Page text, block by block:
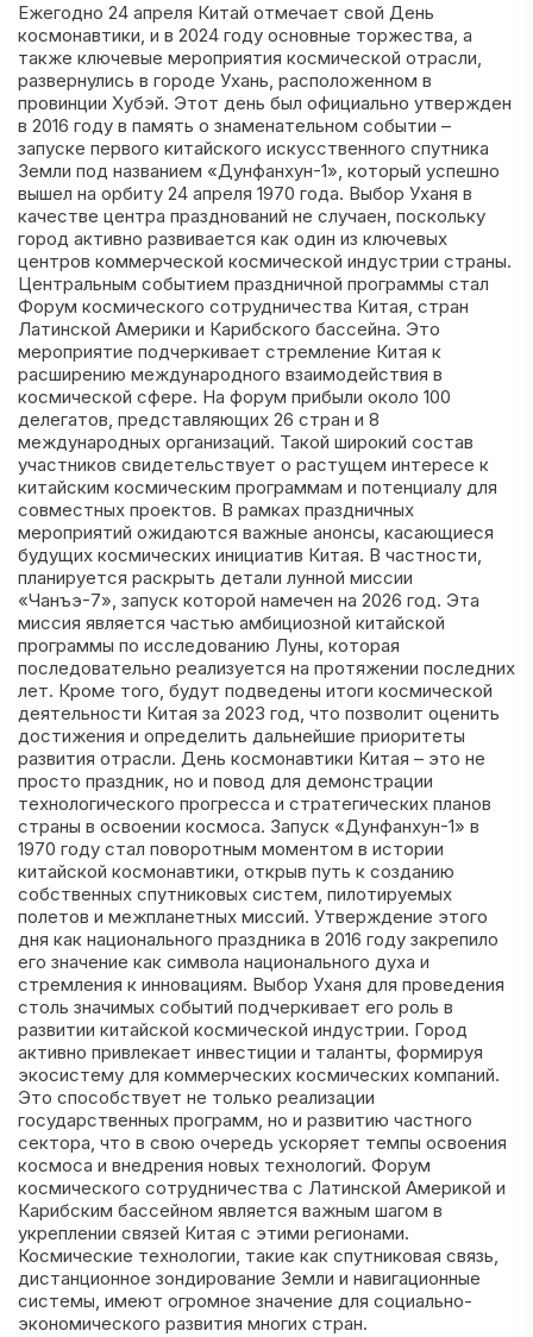
Ежегодно 24 апреля Китай отмечает свой День
космонавтики, и в 2024 году основные торжества, а
также ключевые мероприятия космической отрасли,
развернулись в городе Ухань, расположенном в
провинции Хубэй. Этот день был официально утвержден
в 2016 году в память о знаменательном событии –
запуске первого китайского искусственного спутника
Земли под названием «Дунфанхун-1», который успешно
вышел на орбиту 24 апреля 1970 года. Выбор Уханя в
качестве центра празднований не случаен, поскольку
город активно развивается как один из ключевых
центров коммерческой космической индустрии страны.
Центральным событием праздничной программы стал
Форум космического сотрудничества Китая, стран
Латинской Америки и Карибского бассейна. Это
мероприятие подчеркивает стремление Китая к
расширению международного взаимодействия в
космической сфере. На форум прибыли около 100
делегатов, представляющих 26 стран и 8
международных организаций. Такой широкий состав
участников свидетельствует о растущем интересе к
китайским космическим программам и потенциалу для
совместных проектов. В рамках праздничных
мероприятий ожидаются важные анонсы, касающиеся
будущих космических инициатив Китая. В частности,
планируется раскрыть детали лунной миссии
«Чанъэ-7», запуск которой намечен на 2026 год. Эта
миссия является частью амбициозной китайской
программы по исследованию Луны, которая
последовательно реализуется на протяжении последних
лет. Кроме того, будут подведены итоги космической
деятельности Китая за 2023 год, что позволит оценить
достижения и определить дальнейшие приоритеты
развития отрасли. День космонавтики Китая – это не
просто праздник, но и повод для демонстрации
технологического прогресса и стратегических планов
страны в освоении космоса. Запуск «Дунфанхун-1» в
1970 году стал поворотным моментом в истории
китайской космонавтики, открыв путь к созданию
собственных спутниковых систем, пилотируемых
полетов и межпланетных миссий. Утверждение этого
дня как национального праздника в 2016 году закрепило
его значение как символа национального духа и
стремления к инновациям. Выбор Уханя для проведения
столь значимых событий подчеркивает его роль в
развитии китайской космической индустрии. Город
активно привлекает инвестиции и таланты, формируя
экосистему для коммерческих космических компаний.
Это способствует не только реализации
государственных программ, но и развитию частного
сектора, что в свою очередь ускоряет темпы освоения
космоса и внедрения новых технологий. Форум
космического сотрудничества с Латинской Америкой и
Карибским бассейном является важным шагом в
укреплении связей Китая с этими регионами.
Космические технологии, такие как спутниковая связь,
дистанционное зондирование Земли и навигационные
системы, имеют огромное значение для социально-
экономического развития многих стран.